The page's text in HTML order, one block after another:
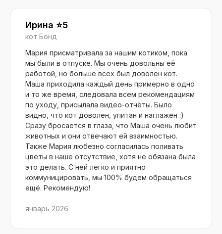
Ирина ⭐️5
кот Бонд
Мария присматривала за нашим котиком, пока
мы были в отпуске. Мы очень довольны её
работой, но больше всех был доволен кот.
Маша приходила каждый день примерно в одно
и то же время, следовала всем рекомендациям
по уходу, присылала видео-отчёты. Было
видно, что кот доволен, упитан и наглажен :)
Сразу бросается в глаза, что Маша очень любит
животных и они отвечают ей взаимностью.
Также Мария любезно согласилась поливать
цветы в наше отсутствие, хотя не обязана была
это делать. С ней легко и приятно
коммуницировать, мы 100% будем обращаться
ещё. Рекомендую!
январь 2026